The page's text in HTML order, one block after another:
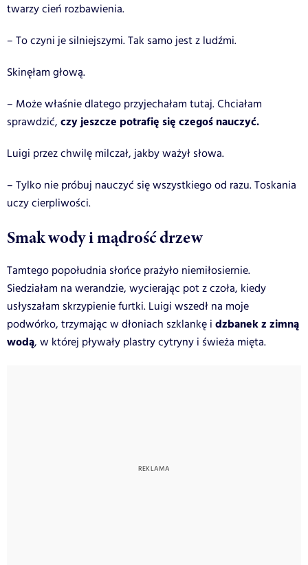
twarzy cień rozbawienia.
– To czyni je silniejszymi. Tak samo jest z ludźmi.
Skinęłam głową.
– Może właśnie dlatego przyjechałam tutaj. Chciałam
sprawdzić, czy jeszcze potrafię się czegoś nauczyć.
Luigi przez chwilę milczał, jakby ważył słowa.
– Tylko nie próbuj nauczyć się wszystkiego od razu. Toskania
uczy cierpliwości.
Smak wody i mądrość drzew
Tamtego popołudnia słońce prażyło niemiłosiernie.
Siedziałam na werandzie, wycierając pot z czoła, kiedy
usłyszałam skrzypienie furtki. Luigi wszedł na moje
podwórko, trzymając w dłoniach szklankę i dzbanek z zimną
wodą, w której pływały plastry cytryny i świeża mięta.